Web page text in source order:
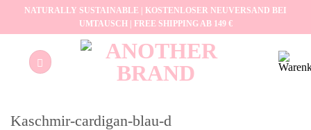
NATURALLY SUSTAINABLE | KOSTENLOSER NEUVERSAND BEI
UMTAUSCH | FREE SHIPPING AB 149 €
Kaschmir-cardigan-blau-d